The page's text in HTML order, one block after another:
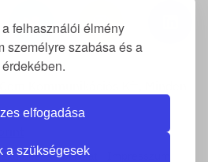
felhasználói élmény
személyre szabása és a
elfogadása
a szükségesek
szabályzat